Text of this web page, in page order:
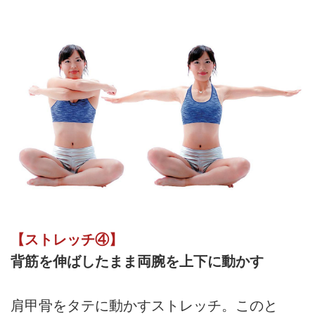
【ストレッチ④】
背筋を伸ばしたまま両腕を上下に動かす
肩甲骨をタテに動かすストレッチ。このと